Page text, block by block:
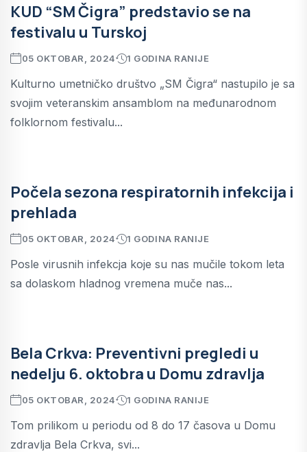
KUD “SM Čigra” predstavio se na
festivalu u Turskoj
05 OKTOBAR, 2024 1 GODINA RANIJE
Kulturno umetničko društvo „SM Čigra“ nastupilo je sa
svojim veteranskim ansamblom na međunarodnom
folklornom festivalu...
Počela sezona respiratornih infekcija i
prehlada
05 OKTOBAR, 2024 1 GODINA RANIJE
Posle virusnih infekcja koje su nas mučile tokom leta
sa dolaskom hladnog vremena muče nas...
Bela Crkva: Preventivni pregledi u
nedelju 6. oktobra u Domu zdravlja
05 OKTOBAR, 2024 1 GODINA RANIJE
Tom prilikom u periodu od 8 do 17 časova u Domu
zdravlja Bela Crkva, svi...